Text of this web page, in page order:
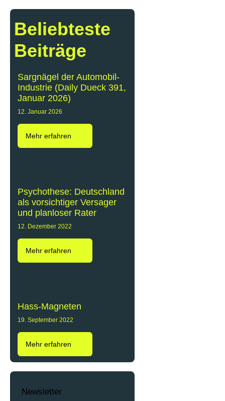
Beliebteste
Beiträge
Sargnägel der Automobil-
Industrie (Daily Dueck 391,
Januar 2026)
12. Januar 2026
Mehr erfahren
Psychothese: Deutschland
als vorsichtiger Versager
und planloser Rater
12. Dezember 2022
Mehr erfahren
Hass-Magneten
19. September 2022
Mehr erfahren
Newsletter